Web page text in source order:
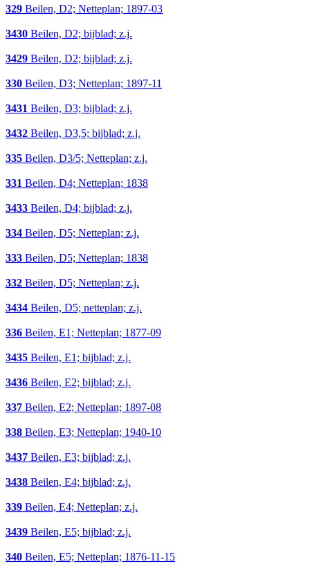
329 Beilen, D2; Netteplan; 1897-03
3430 Beilen, D2; bijblad; z.j.
3429 Beilen, D2; bijblad; z.j.
330 Beilen, D3; Netteplan; 1897-11
3431 Beilen, D3; bijblad; z.j.
3432 Beilen, D3,5; bijblad; z.j.
335 Beilen, D3/5; Netteplan; z.j.
331 Beilen, D4; Netteplan; 1838
3433 Beilen, D4; bijblad; z.j.
334 Beilen, D5; Netteplan; z.j.
333 Beilen, D5; Netteplan; 1838
332 Beilen, D5; Netteplan; z.j.
3434 Beilen, D5; netteplan; z.j.
336 Beilen, E1; Netteplan; 1877-09
3435 Beilen, E1; bijblad; z.j.
3436 Beilen, E2; bijblad; z.j.
337 Beilen, E2; Netteplan; 1897-08
338 Beilen, E3; Netteplan; 1940-10
3437 Beilen, E3; bijblad; z.j.
3438 Beilen, E4; bijblad; z.j.
339 Beilen, E4; Netteplan; z.j.
3439 Beilen, E5; bijblad; z.j.
340 Beilen, E5; Netteplan; 1876-11-15